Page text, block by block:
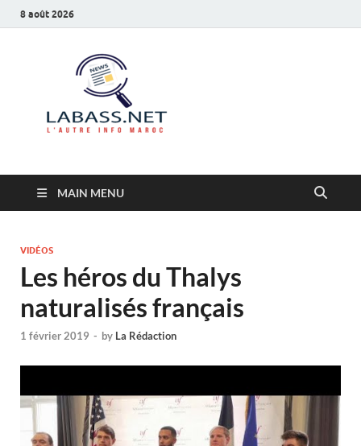
8 août 2026
MAIN MENU
VIDÉOS
Les héros du Thalys
naturalisés français
1 février 2019 - by La Rédaction